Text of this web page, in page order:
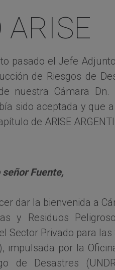
ARISE
pasado el Jefe
de Riesgos de
nuestra Cámara
sido aceptada y que
de ARISE
Fuente,
dar la bienvenida a
y Residuos
Sector Privado para
impulsada por la
de Desastres